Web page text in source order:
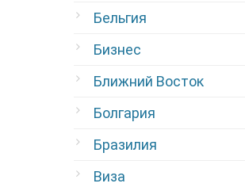
Бельгия
Бизнес
Ближний Восток
Болгария
Бразилия
Виза